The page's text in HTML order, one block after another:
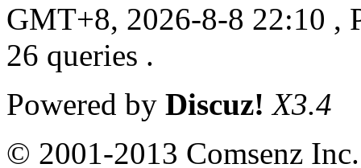
GMT+8, 2026-8-8 22:10 ,
26 queries .
Powered by Discuz! X3.4
© 2001-2013 Comsenz Inc.